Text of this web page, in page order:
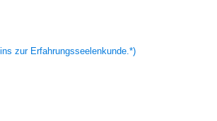
zur Erfahrungsseelenkunde.*)